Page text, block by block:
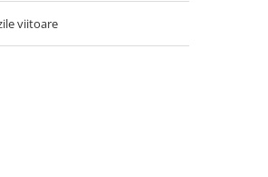
viitoare